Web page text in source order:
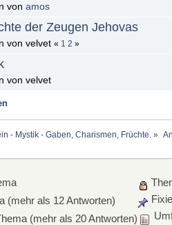
von amos
der Zeugen Jehovas
von velvet « 1 2 »
von velvet
- Mystik - Gaben, Charismen, Früchte. »
(mehr als 12 Antworten)
(mehr als 20 Antworten)